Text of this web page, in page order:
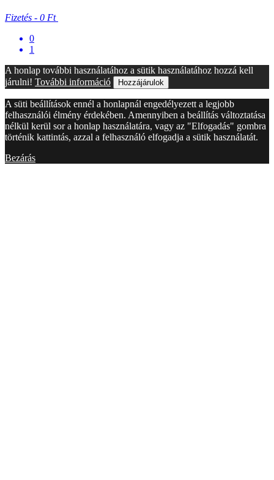
Fizetés - 0 Ft
0
1
A honlap további használatához a sütik használatához hozzá kell
járulni! További információ Hozzájárulok
A süti beállítások ennél a honlapnál engedélyezett a legjobb
felhasználói élmény érdekében. Amennyiben a beállítás változtatása
nélkül kerül sor a honlap használatára, vagy az "Elfogadás" gombra
történik kattintás, azzal a felhasználó elfogadja a sütik használatát.
Bezárás